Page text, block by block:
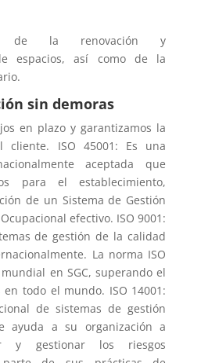
de la renovación y
espacios, así como de la
sin demoras
en plazo y garantizamos la
cliente. ISO 45001: Es una
aceptada que
para el establecimiento,
de un Sistema de Gestión
efectivo. ISO 9001:
de gestión de la calidad
La norma ISO
en SGC, superando el
todo el mundo. ISO 14001:
de sistemas de gestión
ayuda a su organización a
y gestionar los riesgos